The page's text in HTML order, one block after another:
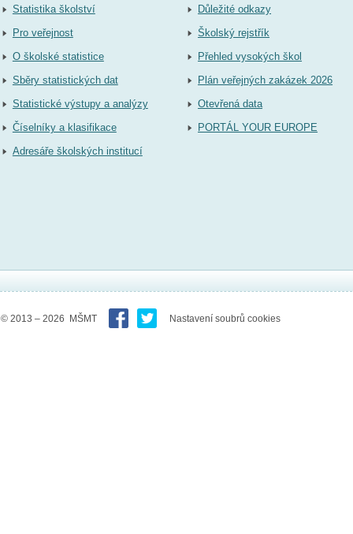
Statistika školství
Pro veřejnost
O školské statistice
Sběry statistických dat
Statistické výstupy a analýzy
Číselníky a klasifikace
Adresáře školských institucí
Důležité odkazy
Školský rejstřík
Přehled vysokých škol
Plán veřejných zakázek 2026
Otevřená data
PORTÁL YOUR EUROPE
© 2013 – 2026 MŠMT Nastavení soubrů cookies